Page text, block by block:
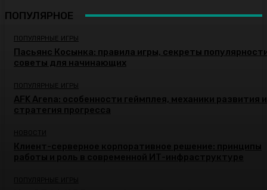
ПОПУЛЯРНОЕ
ПОПУЛЯРНЫЕ ИГРЫ
Пасьянс Косынка: правила игры, секреты
советы для начинающих
ПОПУЛЯРНЫЕ ИГРЫ
AFK Arena: особенности геймплея, механики развития и
стратегия прогресса
НОВОСТИ